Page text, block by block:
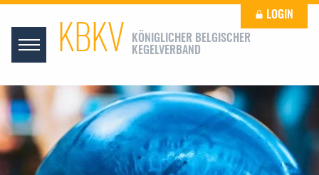
KBKV
KÖNIGLICHER BELGISCHER
KEGELVERBAND
LOGIN